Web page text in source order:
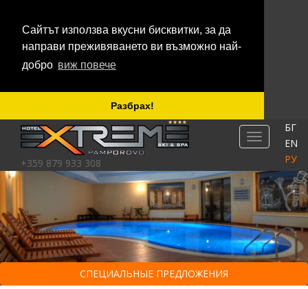
Сайтът използва вкусни бисквитки, за да
направи преживяването ви възможно най-
добро виж повече
Разбрах!
+359 879 933 308
БГ
EN
РУ
TOGGLE
СПЕЦИАЛЬНЫЕ ПРЕДЛОЖЕНИЯ